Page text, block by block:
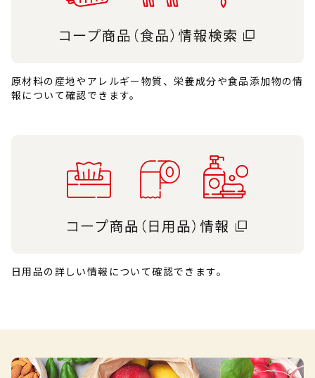
原材料の産地やアレルギー物質、栄養成分や食品添加物の情
報について確認できます。
日用品の詳しい情報について確認できます。